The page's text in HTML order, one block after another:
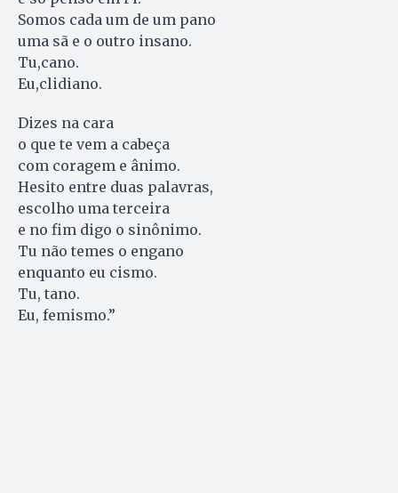
Somos cada um de um pano
uma sã e o outro insano.
Tu,cano.
Eu,clidiano.
Dizes na cara
o que te vem a cabeça
com coragem e ânimo.
Hesito entre duas palavras,
escolho uma terceira
e no fim digo o sinônimo.
Tu não temes o engano
enquanto eu cismo.
Tu, tano.
Eu, femismo.”